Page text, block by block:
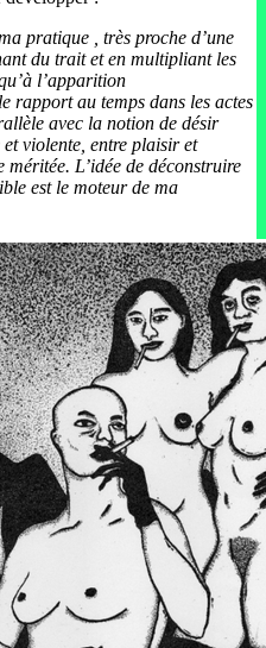
pratique , très proche d’une
du trait et en multipliant les
l’apparition
rapport au temps dans les actes
avec la notion de désir
violente, entre plaisir et
méritée. L’idée de déconstruire
est le moteur de ma